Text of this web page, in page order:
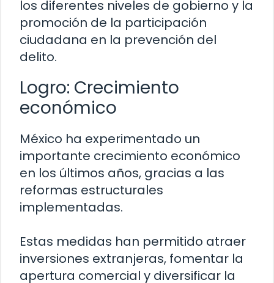
los diferentes niveles de gobierno y la
promoción de la participación
ciudadana en la prevención del
delito.
Logro: Crecimiento
económico
México ha experimentado un
importante crecimiento económico
en los últimos años, gracias a las
reformas estructurales
implementadas.
Estas medidas han permitido atraer
inversiones extranjeras, fomentar la
apertura comercial y diversificar la